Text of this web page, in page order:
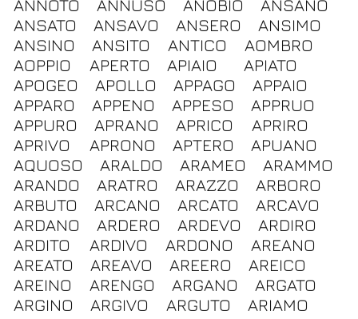
ANNOTO ANNUSO ANOBIO
ANSANO
ANSATO
ANSAVO ANSERO
ANSIMO
ANSINO
ANSITO ANTICO
AOMBRO
AOPPIO
APERTO APIAIO
APIATO
APOGEO
APOLLO APPAGO
APPAIO
APPARO
APPENO APPESO
APPRUO
APPURO
APRANO APRICO
APRIRO
APRIVO
APRONO APTERO
APUANO
AQUOSO
ARALDO ARAMEO
ARAMMO
ARANDO
ARATRO ARAZZO
ARBORO
ARBUTO
ARCANO ARCATO
ARCAVO
ARDANO
ARDERO ARDEVO
ARDIRO
ARDITO
ARDIVO ARDONO
AREANO
AREATO
AREAVO AREERO
AREICO
AREINO
ARENGO ARGANO
ARGATO
ARGINO
ARGIVO ARGUTO
ARIAMO